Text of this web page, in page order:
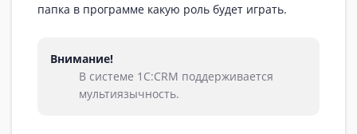
папка в программе какую роль будет играть.
Внимание!
В системе 1С:CRM поддерживается
мультиязычность.